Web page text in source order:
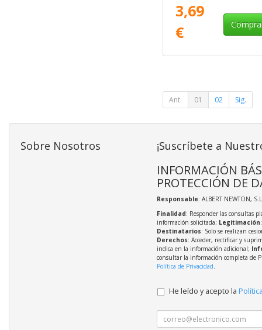
3,69
€
Ant. 01 02 Sig.
Sobre Nosotros ¡Suscríbete a
INFORMACIÓN
PROTECCIÓN DE
Responsable: ALBERT NEWTON,
Finalidad: Responder las consultas
información solicitada; Legitimación
Destinatarios: Solo se realizan
Derechos: Acceder, rectificar y
indica en la información adicional;
consultar la información completa de
Política de Privacidad.
He leído y acepto la